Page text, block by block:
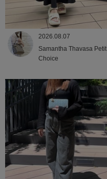
2026.08.07
Samantha Thavasa Petit
Choice